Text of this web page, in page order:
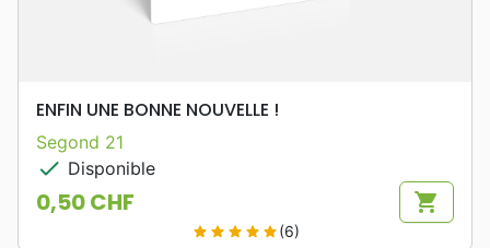
ENFIN UNE BONNE NOUVELLE !
Segond 21
check Disponible
Prix
0,50 CHF shopping_cart
star star star star star(6)